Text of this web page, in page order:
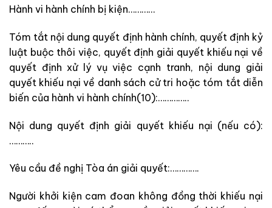
Hành vi hành chính bị kiện…………
Tóm tắt nội dung quyết định hành chính, quyết định kỷ
luật buộc thôi việc, quyết định giải quyết khiếu nại về
quyết định xử lý vụ việc cạnh tranh, nội dung giải
quyết khiếu nại về danh sách cử tri hoặc tóm tắt diễn
biến của hành vi hành chính(10):…………..
Nội dung quyết định giải quyết khiếu nại (nếu có):
………..
Yêu cầu đề nghị Tòa án giải quyết:………….
Người khởi kiện cam đoan không đồng thời khiếu nại